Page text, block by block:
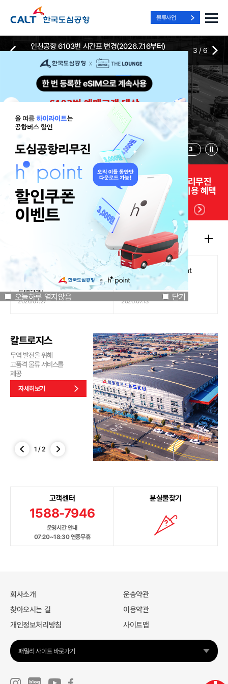
물류사업
닫기
오늘하루 열지않음 닫기
Best Way, Fast Way
to the Airport
Best Way, Fast Way
to the Airport
Best Way, Fast Way
to the Airport
3
인천공항 6103번 시간표 변경(2026.7.16부터)
2026-07-13
3 /6
실시간
위치안내
리무진 노선
및 시간표
리무진
리무진
이용 혜택
공지사항
[인천국제공항공사 x 잔망루피]
공항은 GREEN하게, 굿즈는
특별하게!
2026.07.27
도심공항리무진 x H.Point
할인쿠폰 이벤트
2026.07.13
칼트로지스
무역 발전을 위해
고품격 물류 서비스를
제공
자세히보기
1 /2
고객센터
1588-7946
운영시간 안내
07:20~18:30 연중무휴
분실물찾기
회사소개
운송약관
찾아오시는 길
이용약관
개인정보처리방침
사이트맵
패밀리 사이트 바로가기